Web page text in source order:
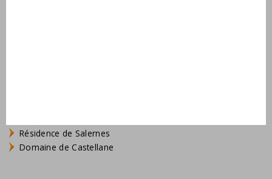
Résidence de Salernes
Domaine de Castellane